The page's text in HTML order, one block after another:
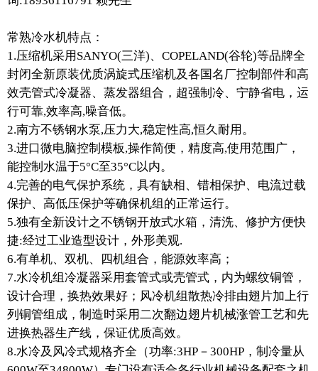
常熟冷水机特点：
1.压缩机采用SANYO(三洋)、COPELAND(谷轮)等品牌全
封闭全新原装优质涡旋式压缩机及各国名厂控制部件和高
效壳管式冷凝器、蒸发器组合，超强制冷、宁静省电，运
行可靠,效率高,噪音低。
2.南方不锈钢水泵,压力大,稳定性高,恒久耐用。
3.进口微电脑控制模板,操作简便，精度高,使用范围广，
能控制水温于5°C至35°C以内。
4.完善的电气保护系统，具有缺相、错相保护、电流过载
保护、高低压保护等确保机组的正常运行。
5.独有全新设计之不锈钢开放式水箱，清洗、修护方便快
捷:经过工业造型设计，外形美观.
6.有单机、双机、四机组合，能源效率高；
7.水冷机组冷凝器采用套管式或壳管式，内为螺纹铜管，
设计合理，换热效果好；风冷机组散热冷排由翅片加上行
列铜管组成，制造时采用二次翻边翅片机械涨管工艺和先
进换热器生产线，保证优质高效。
8.水冷及风冷式规格齐全（功率:3HP－300HP，制冷量从